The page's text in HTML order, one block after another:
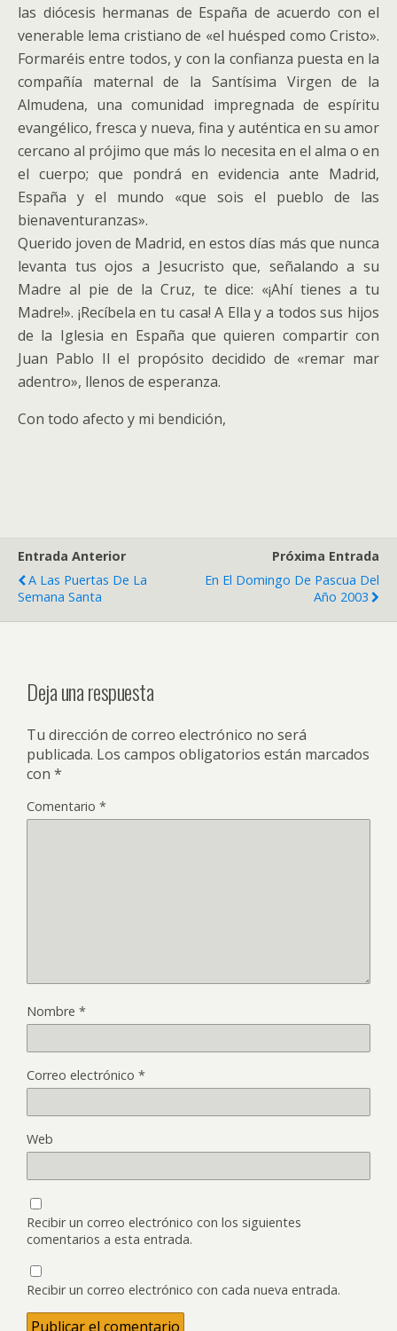
las diócesis hermanas de España de acuerdo con el
venerable lema cristiano de «el huésped como Cristo».
Formaréis entre todos, y con la confianza puesta en la
compañía maternal de la Santísima Virgen de la
Almudena, una comunidad impregnada de espíritu
evangélico, fresca y nueva, fina y auténtica en su amor
cercano al prójimo que más lo necesita en el alma o en
el cuerpo; que pondrá en evidencia ante Madrid,
España y el mundo «que sois el pueblo de las
bienaventuranzas».
Querido joven de Madrid, en estos días más que nunca
levanta tus ojos a Jesucristo que, señalando a su
Madre al pie de la Cruz, te dice: «¡Ahí tienes a tu
Madre!». ¡Recíbela en tu casa! A Ella y a todos sus hijos
de la Iglesia en España que quieren compartir con
Juan Pablo II el propósito decidido de «remar mar
adentro», llenos de esperanza.
Con todo afecto y mi bendición,
Entrada Anterior
A Las Puertas De La
Semana Santa
Próxima Entrada
En El Domingo De Pascua Del
Año 2003
Deja una respuesta
Tu dirección de correo electrónico no será
publicada. Los campos obligatorios están marcados
con *
Comentario *
Nombre *
Correo electrónico *
Web
Recibir un correo electrónico con los siguientes
comentarios a esta entrada.
Recibir un correo electrónico con cada nueva entrada.